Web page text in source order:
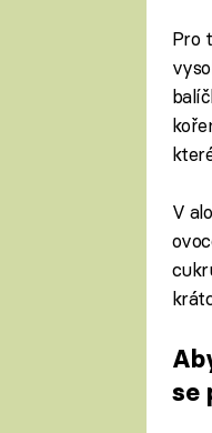
Pro
V
se